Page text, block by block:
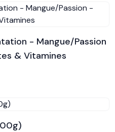
- Mangue/Passion
& Vitamines